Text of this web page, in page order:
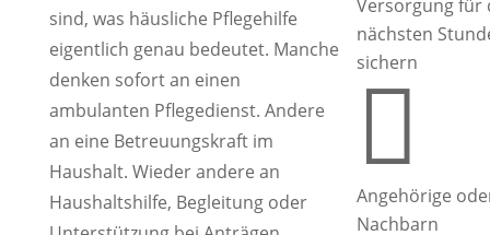
sind, was häusliche Pflegehilfe
eigentlich genau bedeutet. Manche
denken sofort an einen
ambulanten Pflegedienst. Andere
an eine Betreuungskraft im
Haushalt. Wieder andere an
Haushaltshilfe, Begleitung oder
Versorgung für
nächsten
sichern

Angehörige
Nachbarn